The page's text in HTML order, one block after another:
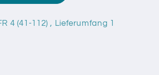
4 (41-112) , Lieferumfang 1